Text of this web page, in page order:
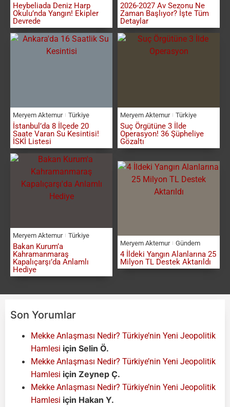
Heybeliada Deniz Harp
Okulu’nda Yangın! Ekipler
Devrede
2026-2027 Av Sezonu Ne
Zaman Başlıyor? İşte Tüm
Detaylar
Meryem Aktemur Türkiye
İstanbul’da 8 İlçede 20
Saate Varan Su Kesintisi!
İSKİ Listesi
Meryem Aktemur Türkiye
Suç Örgütüne 3 İlde
Operasyon! 36 Şüpheliye
Gözaltı
Meryem Aktemur Türkiye
Bakan Kurum’a
Kahramanmaraş
Kapalıçarşı’da Anlamlı
Hediye
Meryem Aktemur Gündem
4 İldeki Yangın Alanlarına 25
Milyon TL Destek Aktarıldı
Son Yorumlar
Mekke Anlaşması Nedir? Türkiye’nin Yeni Jeopolitik
Hamlesi için Selin Ö.
Mekke Anlaşması Nedir? Türkiye’nin Yeni Jeopolitik
Hamlesi için Zeynep Ç.
Mekke Anlaşması Nedir? Türkiye’nin Yeni Jeopolitik
Hamlesi için Hakan Y.